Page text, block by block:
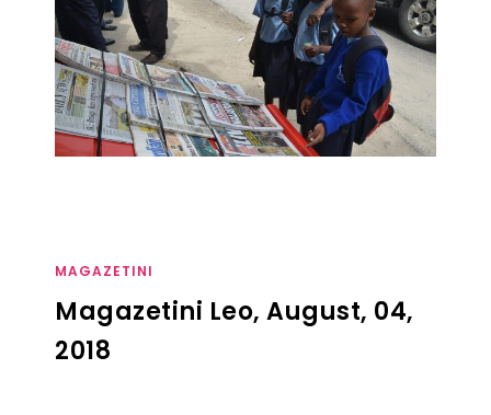
MAGAZETINI
Magazetini Leo, August, 04,
2018